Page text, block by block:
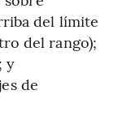
del límite
del rango);
y
de